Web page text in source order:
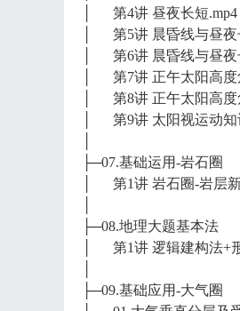
│ 第4讲 昼夜长短.mp4
│ 第5讲 晨昏线与昼夜
│ 第6讲 晨昏线与昼夜
│ 第7讲 正午太阳高度
│ 第8讲 正午太阳高度
│ 第9讲 太阳视运动知
├─07.基础运用-岩石圈
│ 第1讲 岩石圈-岩层
├─08.地理大题基本法
│ 第1讲 逻辑建构法+
├─09.基础应用-大气圈